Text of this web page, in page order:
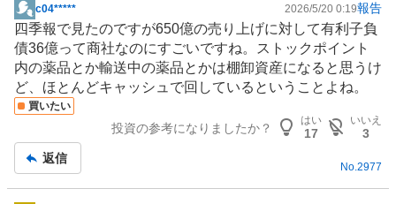
掲
示
板
記
事
c04***** 2026/5/20 0:19報告
四季報で見たのですが650億の売り上げに対して有利子負
債36億って商社なのにすごいですね。ストックポイント
内の薬品とか輸送中の薬品とかは棚卸資産になると思うけ
ど、ほとんどキャッシュで回しているということよね。
買いたい
投資の参考になりましたか？
はい
17
いいえ
3
返信
No.2977